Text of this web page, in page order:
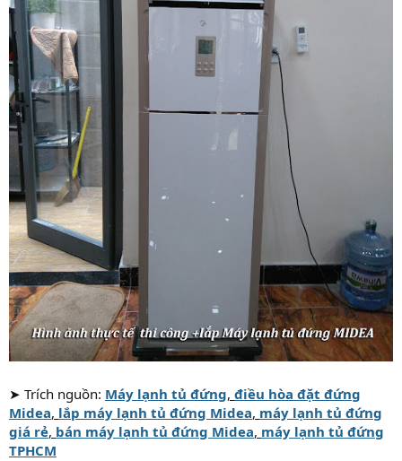
➤ Trích nguồn: Máy lạnh tủ đứng, điều hòa đặt đứng
Midea, lắp máy lạnh tủ đứng Midea, máy lạnh tủ đứng
giá rẻ, bán máy lạnh tủ đứng Midea, máy lạnh tủ đứng
TPHCM